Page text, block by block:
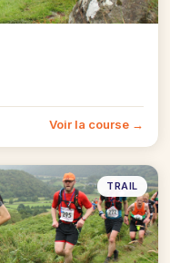
Voir la course →
TRAIL